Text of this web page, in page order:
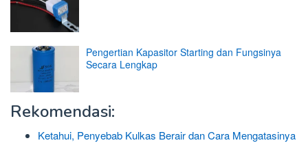
Pengertian Kapasitor Starting dan Fungsinya
Secara Lengkap
Rekomendasi:
Ketahui, Penyebab Kulkas Berair dan Cara Mengatasinya